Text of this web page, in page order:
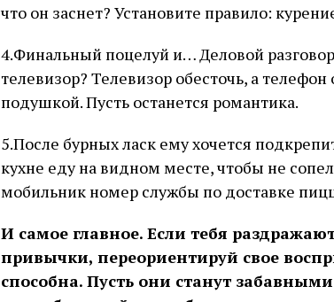
что он заснет? Установите правило:
4.Финальный поцелуй и… Деловой
телевизор? Телевизор обесточь, а
подушкой. Пусть останется романтика.
5.После бурных ласк ему хочется
кухне еду на видном месте, чтобы не
мобильник номер службы по доставке
И самое главное. Если тебя
привычки, переориентируй свое
способна. Пусть они станут